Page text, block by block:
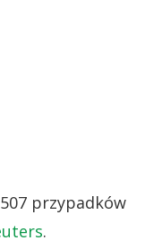
przypadków
.